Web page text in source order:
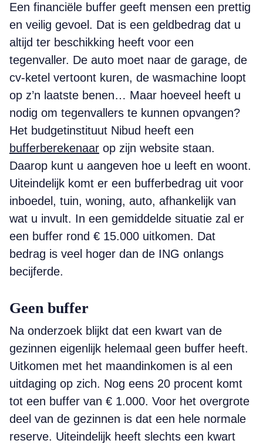
Een financiële buffer geeft mensen een prettig
en veilig gevoel. Dat is een geldbedrag dat u
altijd ter beschikking heeft voor een
tegenvaller. De auto moet naar de garage, de
cv-ketel vertoont kuren, de wasmachine loopt
op z’n laatste benen… Maar hoeveel heeft u
nodig om tegenvallers te kunnen opvangen?
Het budgetinstituut Nibud heeft een
bufferberekenaar op zijn website staan.
Daarop kunt u aangeven hoe u leeft en woont.
Uiteindelijk komt er een bufferbedrag uit voor
inboedel, tuin, woning, auto, afhankelijk van
wat u invult. In een gemiddelde situatie zal er
een buffer rond € 15.000 uitkomen. Dat
bedrag is veel hoger dan de ING onlangs
becijferde.
Geen buffer
Na onderzoek blijkt dat een kwart van de
gezinnen eigenlijk helemaal geen buffer heeft.
Uitkomen met het maandinkomen is al een
uitdaging op zich. Nog eens 20 procent komt
tot een buffer van € 1.000. Voor het overgrote
deel van de gezinnen is dat een hele normale
reserve. Uiteindelijk heeft slechts een kwart